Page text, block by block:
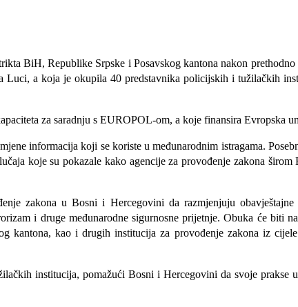
BiH, Republike Srpske i Posavskog kantona nakon prethodno
Luci, a koja je okupila 40 predstavnika policijskih i tužilačkih
za saradnju s EUROPOL-om, a koje finansira Evropska
informacija koji se koriste u međunarodnim istragama.
koje su pokazale kako agencije za provođenje zakona širom
zakona u Bosni i Hercegovini da razmjenjuju obavještajne
i druge međunarodne sigurnosne prijetnje. Obuka će biti
kantona, kao i drugih institucija za provođenje zakona iz
institucija, pomažući Bosni i Hercegovini da svoje prakse